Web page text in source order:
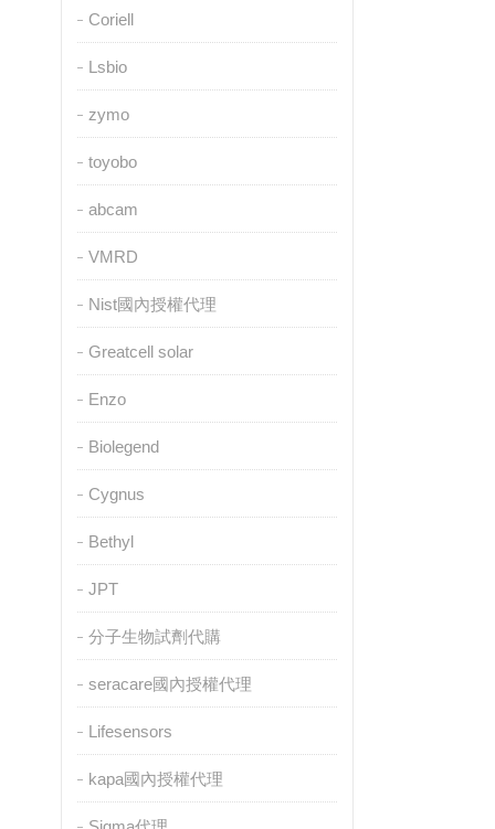
Coriell
Lsbio
zymo
toyobo
abcam
VMRD
Nist國內授權代理
Greatcell solar
Enzo
Biolegend
Cygnus
Bethyl
JPT
分子生物試劑代購
seracare國內授權代理
Lifesensors
kapa國內授權代理